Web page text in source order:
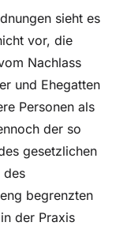
sieht es
vor, die
Nachlass
und Ehegatten
Personen als
der so
gesetzlichen
des
begrenzten
der Praxis